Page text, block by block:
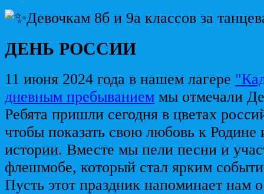
Девочкам 8б и 9а классов за
ДЕНЬ РОССИИ
11 июня 2024 года в нашем лагере
дневным пребыванием мы отмечали
Ребята пришли сегодня в цветах
чтобы показать свою любовь к Родине
истории. Вместе мы пели песни и
флешмобе, который стал ярким
Пусть этот праздник напоминает нам